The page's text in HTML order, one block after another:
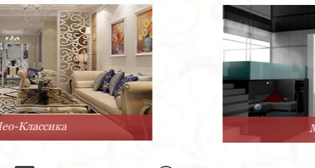
Минимализм